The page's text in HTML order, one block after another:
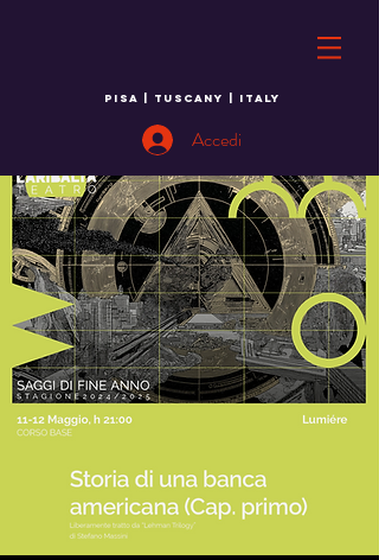
PISA | TUSCANY | ITALY
Accedi